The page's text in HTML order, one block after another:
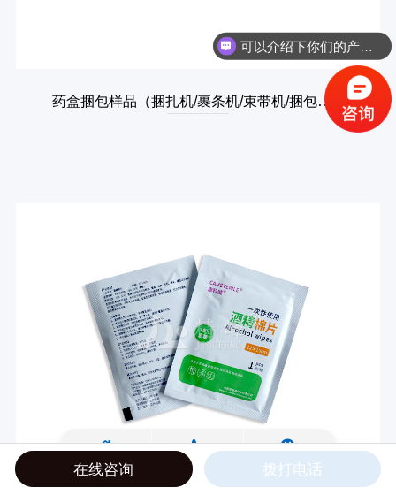
药盒捆包样品（捆扎机/裹条机/束带机/捆包机）
可以介绍下你们的产品么？
在线咨询 拨打电话